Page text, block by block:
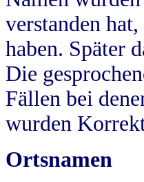
verstanden
haben. Später
Die
Fällen bei
wurden
Ortsnamen